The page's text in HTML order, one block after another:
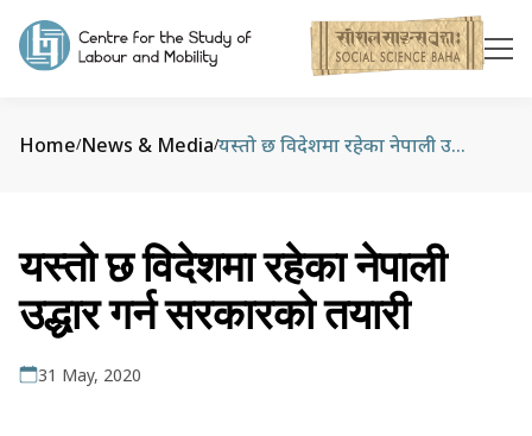
Home/News & Media/ यस्तो छ विदेशमा रहेका नेपाली उद्धार गर्न सरकारको तयारी
यस्तो छ विदेशमा रहेका नेपाली
उद्धार गर्न सरकारको तयारी
31 May, 2020